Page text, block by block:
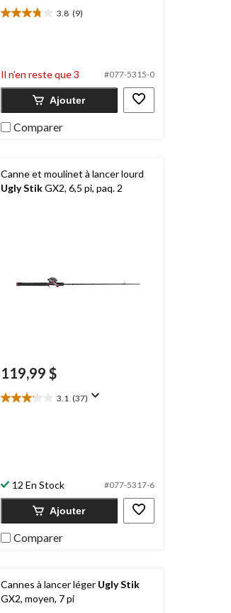
3.8 (9)
3.8
9
évaluations
Il n’en reste que 3 #077-5315-0
Ajouter
Comparer
Canne et moulinet à lancer lourd
Ugly StikGX2, 6,5 pi, paq. 2
119,99 $
3.1 (37)
3.1
12 En Stock #077-5317-6
Ajouter
Comparer
Cannes à lancer léger Ugly Stik
GX2, moyen, 7 pi